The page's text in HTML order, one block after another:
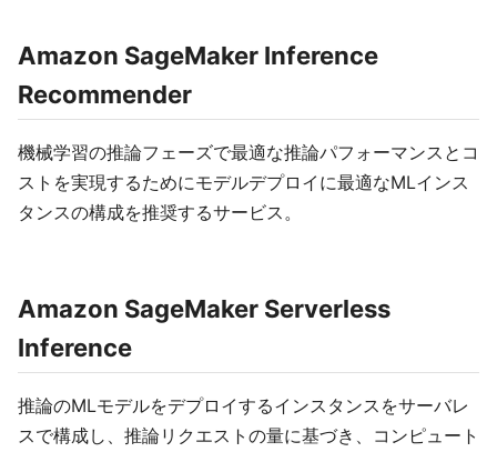
Amazon SageMaker Inference
Recommender
機械学習の推論フェーズで最適な推論パフォーマンスとコ
ストを実現するためにモデルデプロイに最適なMLインス
タンスの構成を推奨するサービス。
Amazon SageMaker Serverless
Inference
推論のMLモデルをデプロイするインスタンスをサーバレ
スで構成し、推論リクエストの量に基づき、コンピュート